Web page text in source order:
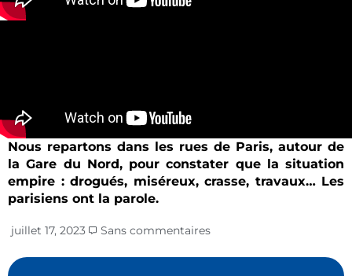
Nous repartons dans les rues de Paris, autour de
la Gare du Nord, pour constater que la situation
empire : drogués, miséreux, crasse, travaux… Les
parisiens ont la parole.
juillet 17, 2023 Sans commentaires